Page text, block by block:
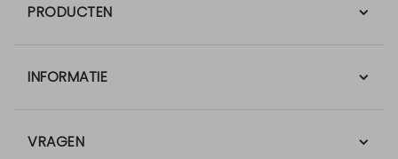
PRODUCTEN
INFORMATIE
VRAGEN